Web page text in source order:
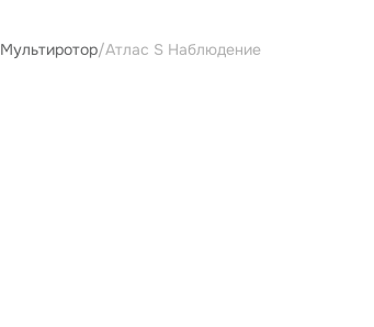
Мультиротор/Атлас S Наблюдение